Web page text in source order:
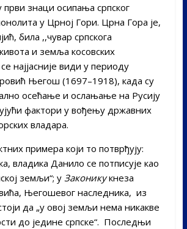
први знаци осипања српског
у Црној Гори. Црна Гора је,
била ,,чувар српскога
и земља косовских
најјасније види у периоду
Његош (1697–1918), када су
осећање и ослањање на Русију
фактори у вођењу државних
владара.
примера који то потврђују:
владика Данило се потписује као
земљи“; у Законикукнеза
Његошевог наследника, из
да „у овој земљи нема никакве
до једине српске“. Последњи